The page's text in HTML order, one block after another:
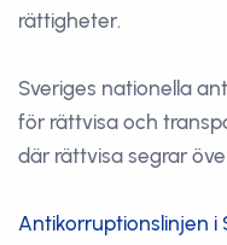
rättigheter.
Sveriges nationella
för rättvisa och
där rättvisa segrar
Antikorruptionslinjen i